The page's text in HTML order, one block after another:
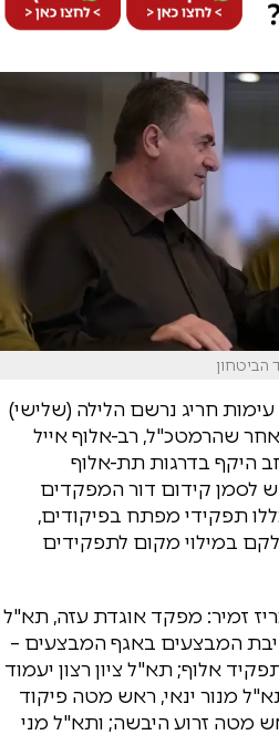
הביטחון
חריג נרשם הלילה (שלישי)
שהרמטכ"ל, רב-אלוף אייל
היקף בדרגות תת-אלוף
לסמן קידום דור המפקדים
תפקידי מפתח בפיקודים,
במילוי מקום לתפקידים
זמיר: מפקד אוגדת עזה, תא"ל
המבצעים באגף המבצעים –
אלוף; תא"ל ציון רצון יעמוד
מנור ינאי, ראש מטה פיקוד
מטה זרוע היבשה; ותא"ל מני